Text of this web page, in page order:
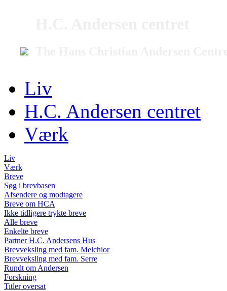
Liv
H.C. Andersen centret
Værk
Liv
Værk
Breve
Søg i brevbasen
Afsendere og modtagere
Breve om HCA
Ikke tidligere trykte breve
Alle breve
Enkelte breve
Partner H.C. Andersens Hus
Brevveksling med fam. Melchior
Brevveksling med fam. Serre
Rundt om Andersen
Forskning
Titler oversat